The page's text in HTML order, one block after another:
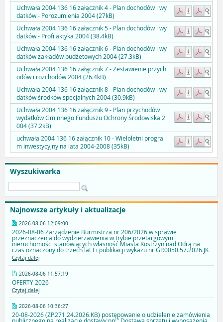
Wyszukiwarka
Najnowsze artykuły i aktualizacje
2026-08-06 12:09:00
2026-08-06 Zarządzenie Burmistrza nr 206/2026 w sprawie
przeznaczenia do wydzierżawienia w trybie przetargowym
nieruchomości stanowiących własność Miasta Kostrzyn nad Odrą na
czas oznaczony do trzech lat t i publikacji wykazu nr GP.0050.57.2026.JK
Czytaj dalej
2026-08-06 11:57:19
OFERTY 2026
Czytaj dalej
2026-08-06 10:36:27
20-08-2026 (ZP.271.24.2026.KB) postępowanie o udzielenie zamówienia
Uchwała 2004 136 16 załącznik 4 - Plan dochodów i wy
datków - Porozumienia 2004 (27kB)
Uchwała 2004 136 16 załacznik 5 - Plan dochodów i wy
datków - Profilaktyka 2004 (38.4kB)
Uchwała 2004 136 16 załącznik 6 - Plan dochodów i wy
datków zakładów budżetowych 2004 (27.3kB)
Uchwała 2004 136 16 załącznik 7 - Zestawienie przych
odów i rozchodów 2004 (26.4kB)
Uchwała 2004 136 16 załącznik 8 - Plan dochodów i wy
datków środków specjalnych 2004 (30.9kB)
Uchwała 2004 136 16 załącznik 9 - Plan przychodów i
wydatków Gminnego Funduszu Ochrony Środowiska 2
004 (37.2kB)
uchwała 2004 136 16 załącznik 10 - Wieloletni progra
m inwestycyjny na lata 2004-2008 (35kB)